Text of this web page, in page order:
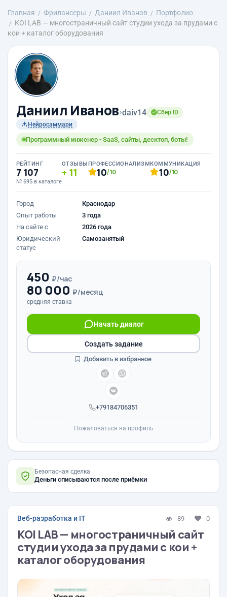
Главная Фрилансеры Даниил Иванов
Портфолио
KOI LAB — многостраничный сайт студии ухода за прудами с
кои + каталог оборудования
Даниил Иванов›daiv14
Сбер ID
Нейросаммари
Программный инженер - SaaS, сайты, десктоп, боты!
РЕЙТИНГ
7 107
№ 695 в каталоге
ОТЗЫВЫ
11
ПРОФЕССИОНАЛИЗМ
10/10
КОММУНИКАЦИЯ
10/10
Город
Краснодар
Опыт работы
3 года
На сайте с
2026 года
Юридический
статус
Самозанятый
450 ₽/час
80 000 ₽/месяц
средняя ставка
+79184706351
Начать диалог
Создать задание
Добавить в избранное
Пожаловаться на профиль
Безопасная сделка
Деньги списываются после приёмки
Веб-разработка и IT 89 0
KOI LAB — многостраничный сайт
студии ухода за прудами с кои +
каталог оборудования